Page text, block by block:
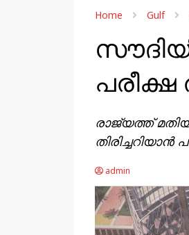
Home Gulf
പരീക്ഷ
രാജ്യത്ത്
admin